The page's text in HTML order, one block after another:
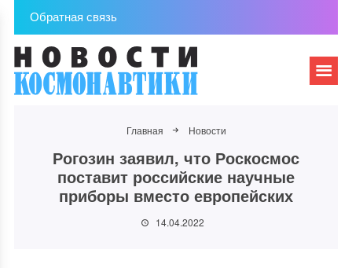
Обратная связь
Главная Новости
Рогозин заявил, что Роскосмос
поставит российские научные
приборы вместо европейских
14.04.2022